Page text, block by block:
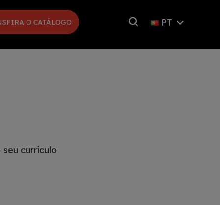
O CATÁLOGO PT
seu currículo